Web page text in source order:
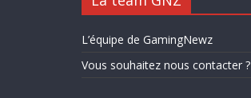
L’équipe de GamingNewz
Vous souhaitez nous contacter ?